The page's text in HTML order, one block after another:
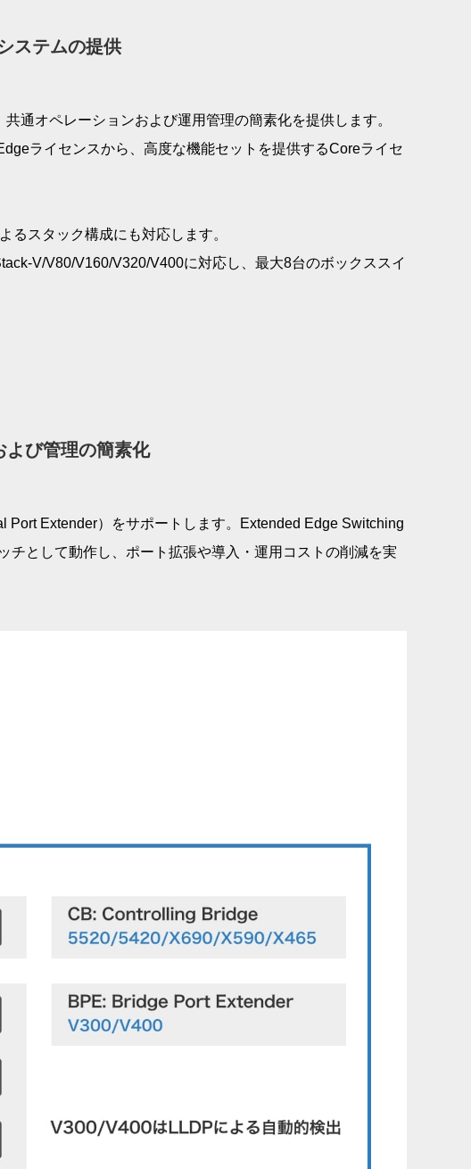
ステムの提供
通オペレーションおよび運用管理の簡素化を提供します。
ライセンスから、高度な機能セットを提供するCoreライセ
るスタック構成にも対応します。
V/V80/V160/V320/V400に対応し、最大8台のボックススイ
び管理の簡素化
Extender）をサポートします。Extended Edge Switching
として動作し、ポート拡張や導入・運用コストの削減を実